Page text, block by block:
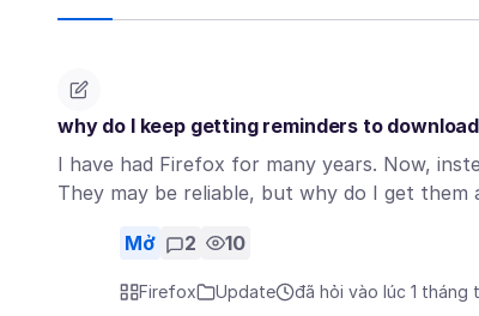
why do I keep getting reminders to
I have had Firefox for many years. Now,
They may be reliable, but why do I get them
Mở 2 10
Firefox Update đã hỏi vào lúc 1 tháng